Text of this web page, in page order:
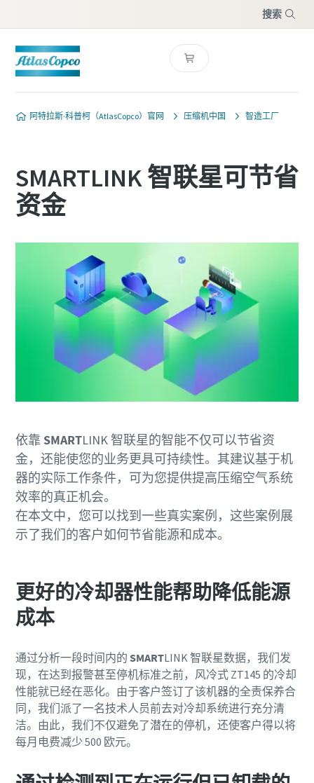
搜索
阿特拉斯·科普柯（AtlasCopco）官网 压缩机中国 智造工厂
SMARTLINK 智联星可节省
资金
依靠 SMARTLINK 智联星的智能不仅可以节省资
金，还能使您的业务更具可持续性。其建议基于机
器的实际工作条件，可为您提供提高压缩空气系统
效率的真正机会。
在本文中，您可以找到一些真实案例，这些案例展
示了我们的客户如何节省能源和成本。
更好的冷却器性能帮助降低能源
成本
通过分析一段时间内的 SMARTLINK 智联星数据，我们发
现，在达到报警甚至停机标准之前，风冷式 ZT145 的冷却
性能就已经在恶化。由于客户签订了该机器的全责保养合
同，我们派了一名技术人员前去对冷却系统进行充分清
洁。由此，我们不仅避免了潜在的停机，还使客户得以将
每月电费减少 500 欧元。
联系我们，获取专家的建
标有 (*) 的字段全部为必填字段
个人信息
电子邮件
电话
其他信息
国家/地区
城市
您的申请：
提交此请求后，阿特拉斯·科普柯